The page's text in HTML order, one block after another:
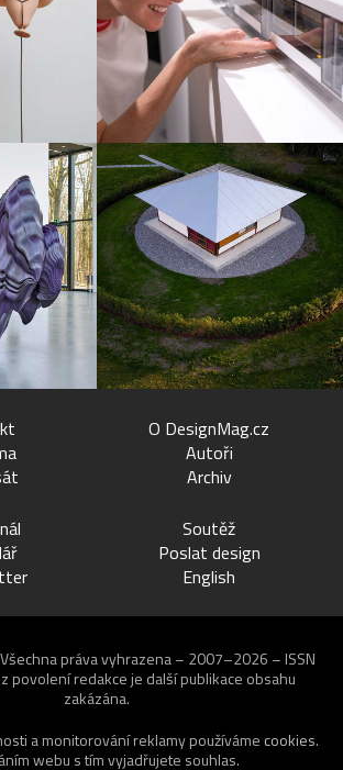
O DesignMag.cz
Autoři
Archiv
Soutěž
Poslat design
English
práva vyhrazena – 2007–2026 – ISSN
povolení redakce je další publikace obsahu
zakázána.
a monitorování reklamy používáme cookies.
webu s tím vyjadřujete souhlas.